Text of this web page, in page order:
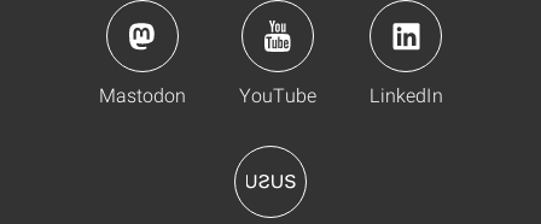
Mastodon YouTube LinkedIn